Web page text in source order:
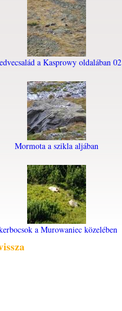
a Kasprowy oldalában 02
Mormota a szikla aljában
a Murowaniec közelében